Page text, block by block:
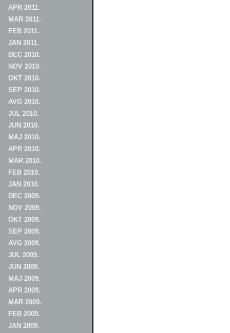
APR 2011.
MAR 2011.
FEB 2011.
JAN 2011.
DEC 2010.
NOV 2010.
OKT 2010.
SEP 2010.
AVG 2010.
JUL 2010.
JUN 2010.
MAJ 2010.
APR 2010.
MAR 2010.
FEB 2010.
JAN 2010.
DEC 2009.
NOV 2009.
OKT 2009.
SEP 2009.
AVG 2009.
JUL 2009.
JUN 2009.
MAJ 2009.
APR 2009.
MAR 2009.
FEB 2009.
JAN 2009.